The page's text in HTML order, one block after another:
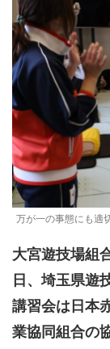
万が一の事態にも適
大宮遊技場組
日、埼玉県遊
講習会は日本
業協同組合の